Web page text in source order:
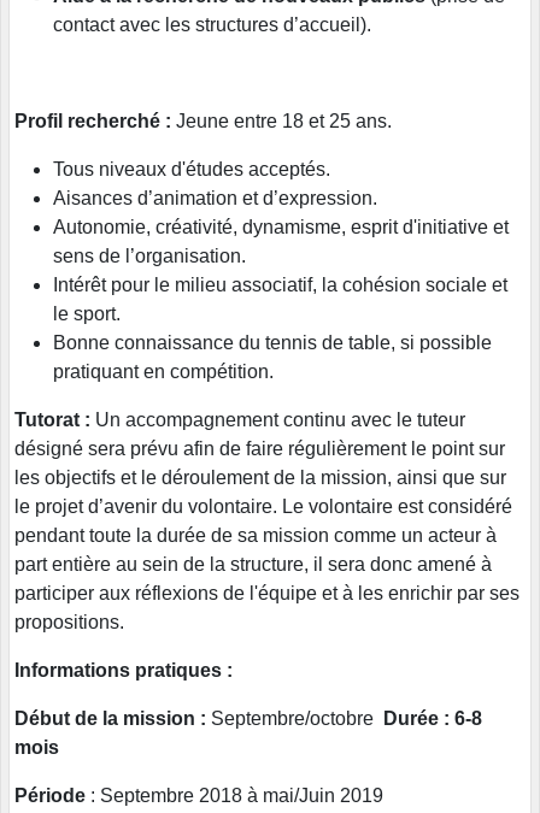
contact avec les structures d’accueil).
Profil recherché : Jeune entre 18 et 25 ans.
Tous niveaux d'études acceptés.
Aisances d’animation et d’expression.
Autonomie, créativité, dynamisme, esprit d'initiative et
sens de l’organisation.
Intérêt pour le milieu associatif, la cohésion sociale et
le sport.
Bonne connaissance du tennis de table, si possible
pratiquant en compétition.
Tutorat : Un accompagnement continu avec le tuteur
désigné sera prévu afin de faire régulièrement le point sur
les objectifs et le déroulement de la mission, ainsi que sur
le projet d’avenir du volontaire. Le volontaire est considéré
pendant toute la durée de sa mission comme un acteur à
part entière au sein de la structure, il sera donc amené à
participer aux réflexions de l'équipe et à les enrichir par ses
propositions.
Informations pratiques :
Début de la mission : Septembre/octobre
Durée : 6-8
mois
Période : Septembre 2018 à mai/Juin 2019